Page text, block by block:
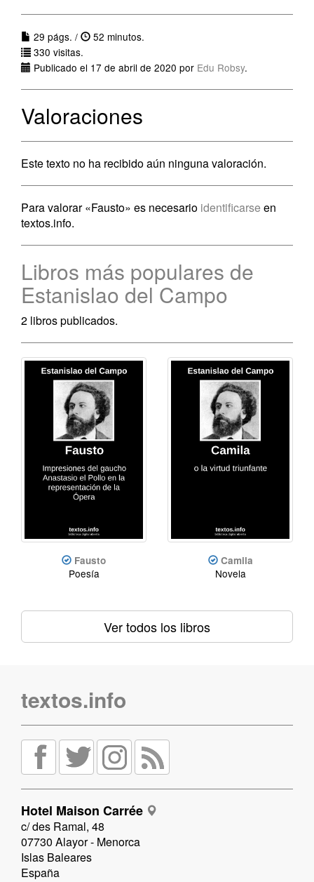
29 págs. /
52 minutos.
330 visitas.
Publicado el 17 de abril de 2020 por Edu Robsy.
Valoraciones
Este texto no ha recibido aún ninguna valoración.
Para valorar «Fausto» es necesario identificarse en
textos.info.
Libros más populares de
Estanislao del Campo
2 libros publicados.
Fausto
Poesía
Camila
Novela
Ver todos los libros
textos.info
Hotel Maison Carrée
c/ des Ramal, 48
07730 Alayor - Menorca
Islas Baleares
España